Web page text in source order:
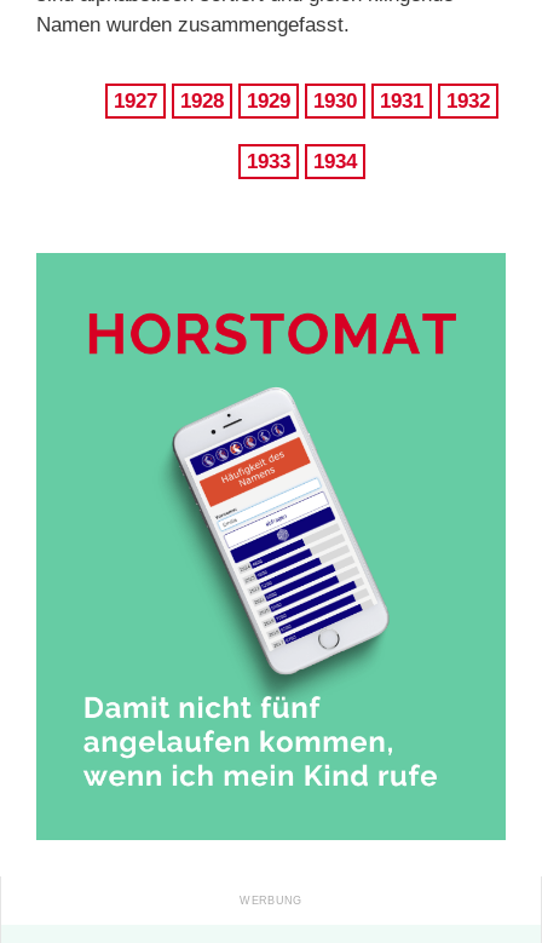
Namen wurden zusammengefasst.
1927 1928 1929 1930 1931 1932
1933 1934